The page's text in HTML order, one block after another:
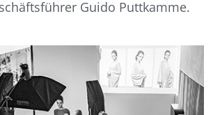
Guido Puttkamme.